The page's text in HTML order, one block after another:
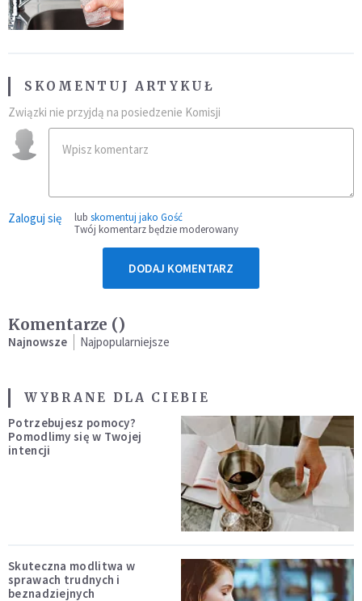
SKOMENTUJ ARTYKUŁ
Związki nie przyjdą na posiedzenie Komisji
Zaloguj się lub skomentuj jako Gość
Twój komentarz będzie moderowany
DODAJ KOMENTARZ
Komentarze ()
Najnowsze Najpopularniejsze
WYBRANE DLA CIEBIE
Potrzebujesz pomocy?
Pomodlimy się w Twojej
intencji
Skuteczna modlitwa w
sprawach trudnych i
beznadziejnych